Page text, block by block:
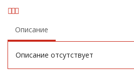
Описание
Описание отсутствует